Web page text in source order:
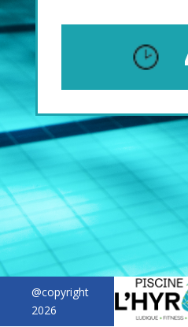
@copyright
2026